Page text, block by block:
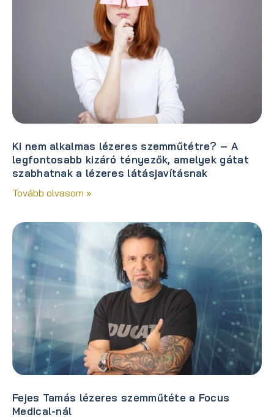
Ki nem alkalmas lézeres szemműtétre? – A
legfontosabb kizáró tényezők, amelyek gátat
szabhatnak a lézeres látásjavításnak
Tovább olvasom »
Fejes Tamás lézeres szemműtéte a Focus
Medical-nál